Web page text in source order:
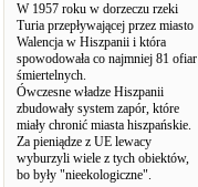
W 1957 roku w dorzeczu rzeki
Turia przepływającej przez miasto
Walencja w Hiszpanii i która
spowodowała co najmniej 81 ofiar
śmiertelnych.
Ówczesne władze Hiszpanii
zbudowały system zapór, które
miały chronić miasta hiszpańskie.
Za pieniądze z UE lewacy
wyburzyli wiele z tych obiektów,
bo były "nieekologiczne".